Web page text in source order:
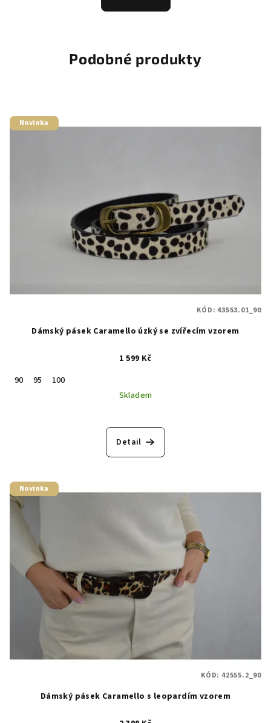
Podobné produkty
Novinka
Dámský pásek Caramello úzký se zvířecím vzorem
1 599 Kč
90
95
100
Skladem
Detail
KÓD:43553.01_90
Novinka
Dámský pásek Caramello s leopardím vzorem
KÓD: 42555.2_90